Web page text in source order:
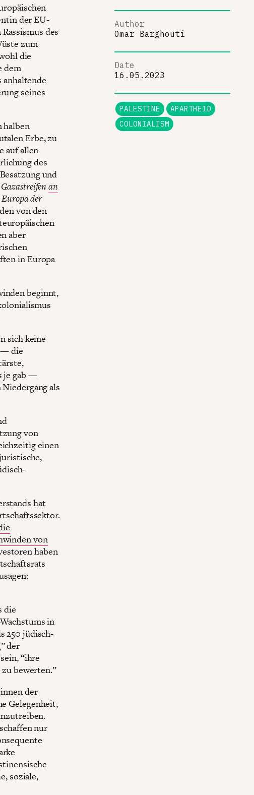
der EU-
des
zum
die
dem
anhaltende
seines
halben
Erbe, zu
auf allen
des
und
an
der
von den
aber
in Europa
beginnt,
sich keine
— die
je gab —
als
von
einen
hat
von
haben
die
in
250 jüdisch-
der
“ihre
bewerten.”
der
Gelegenheit,
nur
soziale,
Author
Omar Barghouti
Date
16.05.2023
PALESTINE
APARTHEID
COLONIALISM